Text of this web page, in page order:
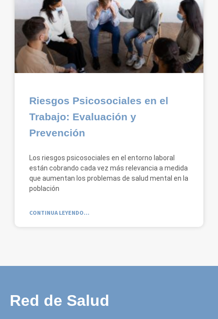
Riesgos Psicosociales en el
Trabajo: Evaluación y
Prevención
Los riesgos psicosociales en el entorno laboral
están cobrando cada vez más relevancia a medida
que aumentan los problemas de salud mental en la
población
CONTINUA LEYENDO...
Red de Salud